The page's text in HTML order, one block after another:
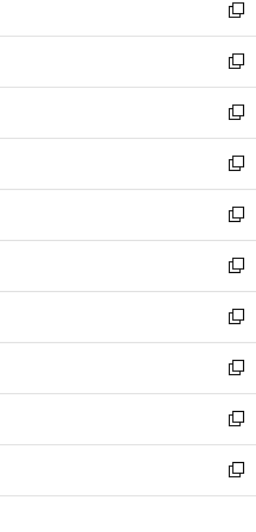
く
ィ
ン
ド
ウ
で
開
く
い
ウ
ィ
ン
ド
ウ
で
開
く
新
し
い
ウ
ィ
ン
ド
ウ
で
開
く
新
し
い
ウ
ィ
ン
ド
ウ
で
開
く
新
し
い
ウ
ィ
ン
ド
ウ
で
開
く
新
し
い
ウ
ィ
ン
ド
ウ
で
開
く
新
し
い
ウ
ィ
ン
ド
ウ
で
開
く
新
し
い
ウ
ィ
ン
ド
ウ
で
開
新
し
い
ウ
ィ
ン
ド
ウ
新
し
い
ウ
ィ
ン
新
し
い
ウ
新
し